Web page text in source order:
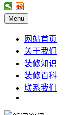
Menu
网站首页
关于我们
装修知识
装修百科
联系我们